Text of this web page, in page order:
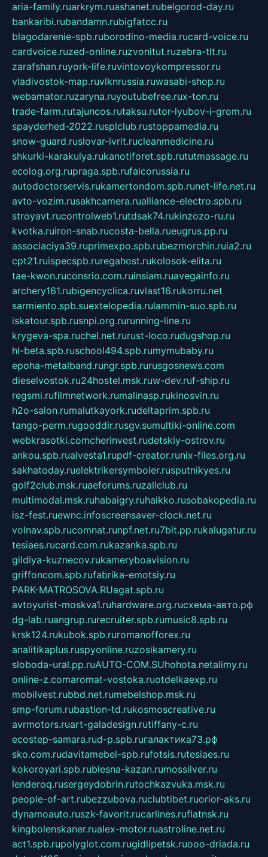
aria-family.ruarkrym.ruashanet.rubelgorod-day.ru
bankaribi.rubandamn.rubigfatcc.ru
blagodarenie-spb.ruborodino-media.rucard-voice.ru
cardvoice.ruzed-online.ruzvonitut.ruzebra-tlt.ru
zarafshan.ruyork-life.ruvintovoykompressor.ru
vladivostok-map.ruvlknrussia.ruwasabi-shop.ru
webamator.ruzaryna.ruyoutubefree.rux-ton.ru
trade-farm.rutajuncos.rutaksu.rutor-lyubov-i-grom.ru
spayderhed-2022.rusplclub.rustoppamedia.ru
snow-guard.ruslovar-ivrit.rucleanmedicine.ru
shkurki-karakulya.rukanotiforet.spb.rututmassage.ru
ecolog.org.rupraga.spb.rufalcorussia.ru
autodoctorservis.rukamertondom.spb.runet-life.net.ru
avto-vozim.rusakhcamera.rualliance-electro.spb.ru
stroyavt.rucontrolweb1.rutdsak74.rukinzozo-ru.ru
kvotka.ruiron-snab.rucosta-bella.rueugrus.pp.ru
associaciya39.ruprimexpo.spb.rubezmorchin.ruia2.ru
cpt21.ruispecspb.ruregahost.rukolosok-elita.ru
tae-kwon.ruconsrio.com.ruinsiam.ruavegainfo.ru
archery161.rubigencyclica.ruvlast16.rukorru.net
sarmiento.spb.suextelopedia.rulammin-suo.spb.ru
iskatour.spb.rusnpi.org.rurunning-line.ru
krygeva-spa.ruchel.net.rurust-loco.rudugshop.ru
hl-beta.spb.ruschool494.spb.rumymubaby.ru
epoha-metalband.rungr.spb.rurusgosnews.com
dieselvostok.ru24hostel.msk.ruw-dev.ruf-ship.ru
regsmi.rufilmnetwork.rumalinasp.rukinosvin.ru
h2o-salon.rumalutkayork.rudeltaprim.spb.ru
tango-perm.rugooddir.rusgv.sumultiki-online.com
webkrasotki.comcherinvest.rudetskiy-ostrov.ru
ankou.spb.rualvesta1.rupdf-creator.runix-files.org.ru
sakhatoday.ruelektrikersymboler.rusputnikyes.ru
golf2club.msk.ruaeforums.ruzallclub.ru
multimodal.msk.ruhabaigry.ruhaikko.rusobakopedia.ru
isz-fest.ruewnc.infoscreensaver-clock.net.ru
volnav.spb.rucomnat.runpf.net.ru7bit.pp.rukalugatur.ru
tesiaes.rucard.com.rukazanka.spb.ru
gildiya-kuznecov.rukameryboavision.ru
griffoncom.spb.rufabrika-emotsiy.ru
PARK-MATROSOVA.RUagat.spb.ru
avtoyurist-moskva1.ruhardware.org.ruсхема-авто.рф
dg-lab.ruangrup.rurecruiter.spb.rumusic8.spb.ru
krsk124.rukubok.spb.ruromanofforex.ru
analitikaplus.ruspyonline.ruzosikamery.ru
sloboda-ural.pp.ruAUTO-COM.SUhohota.netalimy.ru
online-z.comaromat-vostoka.ruotdelkaexp.ru
mobilvest.rubbd.net.rumebelshop.msk.ru
smp-forum.rubastion-td.rukosmoscreative.ru
avrmotors.ruart-galadesign.rutiffany-c.ru
ecostep-samara.rud-p.spb.ruгалактика73.рф
sko.com.rudavitamebel-spb.rufotsis.rutesiaes.ru
kokoroyari.spb.rublesna-kazan.rumossilver.ru
lenderoq.rusergeydobrin.rutochkazvuka.msk.ru
people-of-art.rubezzubova.ruclubtibet.ruorior-aks.ru
dynamoauto.ruszk-favorit.rucarlines.ruflatnsk.ru
kingbolenskaner.rualex-motor.ruastroline.net.ru
act1.spb.rupolyglot.com.rugidlipetsk.ruooo-driada.ru